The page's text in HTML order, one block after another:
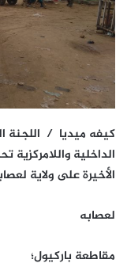
كيفه ميديا / اللجنة
الداخلية واللامركزية
الأخيرة على ولاية
لعصابه
مقاطعة باركيول؛